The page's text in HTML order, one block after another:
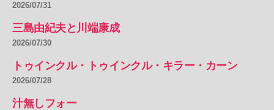
2026/07/31
三島由紀夫と川端康成
2026/07/30
トゥインクル・トゥインクル・キラー・カーン
2026/07/28
汁無しフォー